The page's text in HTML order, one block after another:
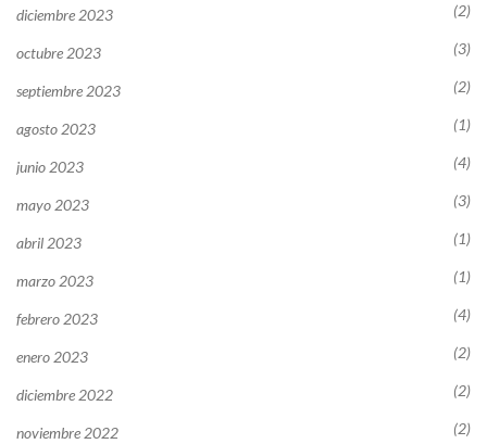
diciembre 2023 (2)
octubre 2023 (3)
septiembre 2023 (2)
agosto 2023 (1)
junio 2023 (4)
mayo 2023 (3)
abril 2023 (1)
marzo 2023 (1)
febrero 2023 (4)
enero 2023 (2)
diciembre 2022 (2)
noviembre 2022 (2)